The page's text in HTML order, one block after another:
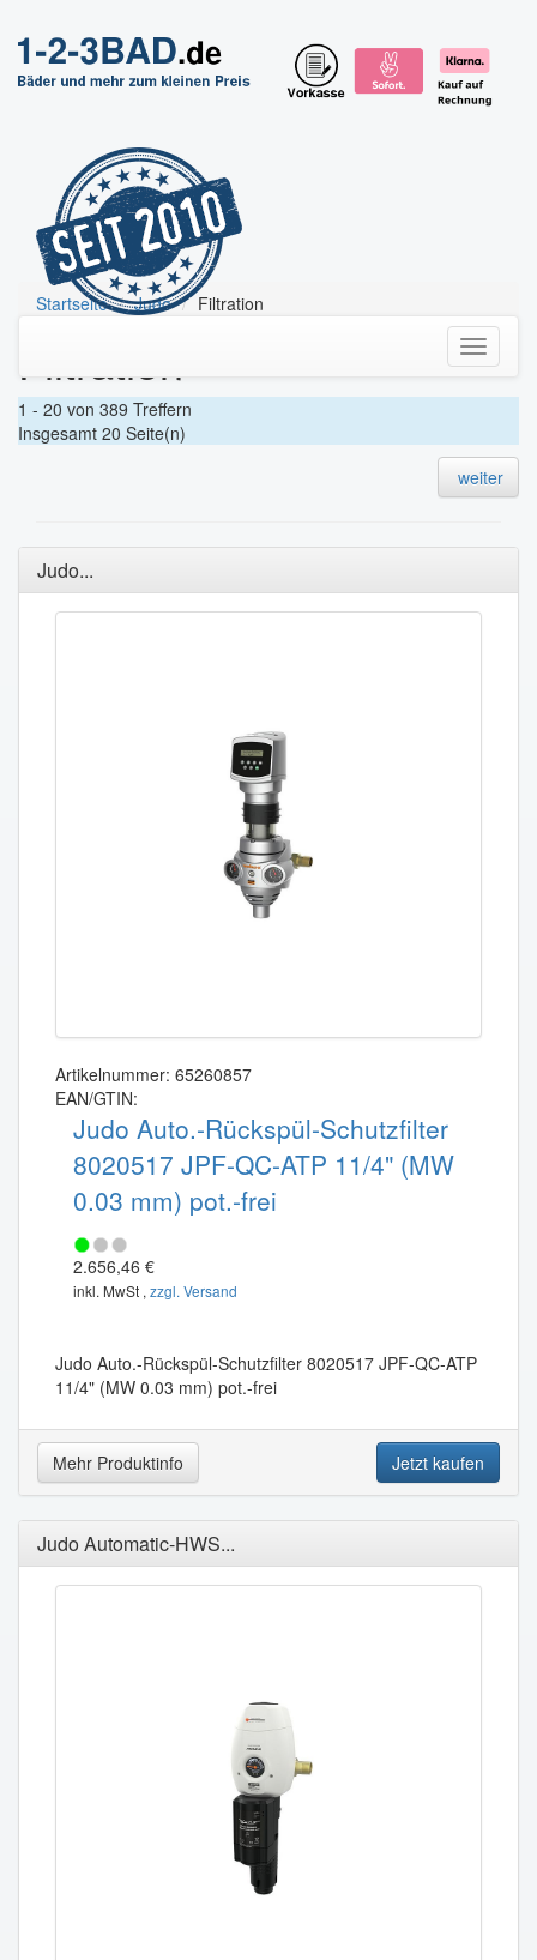
Toggle
Startseite Judo Filtration
Filtration
1 - 20 von 389 Treffern
Insgesamt 20 Seite(n)
weiter
Judo...
Artikelnummer: 65260857
EAN/GTIN:
Judo Auto.-Rückspül-Schutzfilter
8020517 JPF-QC-ATP 11/4" (MW
0.03 mm) pot.-frei
2.656,46 €
inkl. MwSt , zzgl. Versand
Judo Auto.-Rückspül-Schutzfilter 8020517 JPF-QC-ATP
11/4" (MW 0.03 mm) pot.-frei
Mehr Produktinfo Jetzt kaufen
Judo Automatic-HWS...